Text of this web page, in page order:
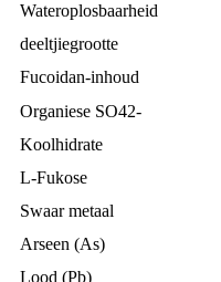
Wateroplosbaarheid
deeltjiegrootte
Fucoidan-inhoud
Organiese SO42-
Koolhidrate
L-Fukose
Swaar metaal
Arseen (As)
Lood (Pb)